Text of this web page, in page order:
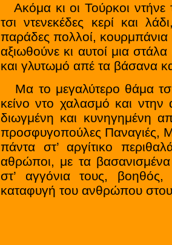
Ακόμα κι οι Τούρκοι ντήνε
τσι ντενεκέδες κερί και
παράδες πολλοί, κουρμπάνια
αξιωθούνε κι αυτοί μια
και γλυτωμό απέ τα βάσανα
Μα το μεγαλύτερο θάμα
κείνο ντο χαλασμό και
διωγμένη και κυνηγημένη
προσφυγοπούλες Παναγιές,
πάντα στ’ αργίτικο
αθρώποι, με τα
στ’ αγγόνια τους, βοηθός,
καταφυγή του ανθρώπου